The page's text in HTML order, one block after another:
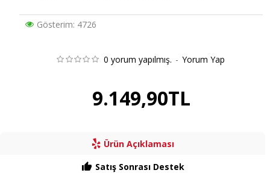
Gösterim: 4726
0 yorum yapılmış. - Yorum Yap
9.149,90TL
Ürün Açıklaması
Satış Sonrası Destek